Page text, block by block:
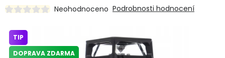
Dílna
Domácnost
Neohodnoceno Podrobnosti hodnocení
TIP
DOPRAVA ZDARMA